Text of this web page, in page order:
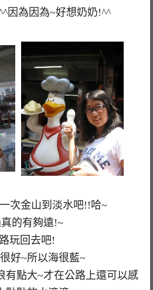
因為因為~好想奶奶!^^
次金山到淡水吧!!哈~
的有夠遠!~
玩回去吧!
好~所以海很藍~
有點大~才在公路上還可以感